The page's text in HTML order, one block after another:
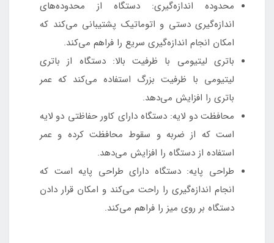
محدوده اندازه‌گیری: دستگاه از محدوده‌های
اندازه‌گیری دستی و اتوماتیک پشتیبانی می‌کند که
امکان انجام اندازه‌گیری سریع را فراهم می‌کند.
باتری لیتیومی با ظرفیت بالا: دستگاه از باتری
لیتیومی با ظرفیت بزرگ استفاده می‌کند که عمر
باتری را افزایش می‌دهد.
محافظت دو لایه: دستگاه دارای کاور حفاظتی دو لایه
است که از ضربه و سقوط محافظت کرده و عمر
استفاده از دستگاه را افزایش می‌دهد.
طراحی پایه: دستگاه دارای طراحی پایه است که
انجام اندازه‌گیری را راحت می‌کند و امکان قرار دادن
دستگاه بر روی میز را فراهم می‌کند.